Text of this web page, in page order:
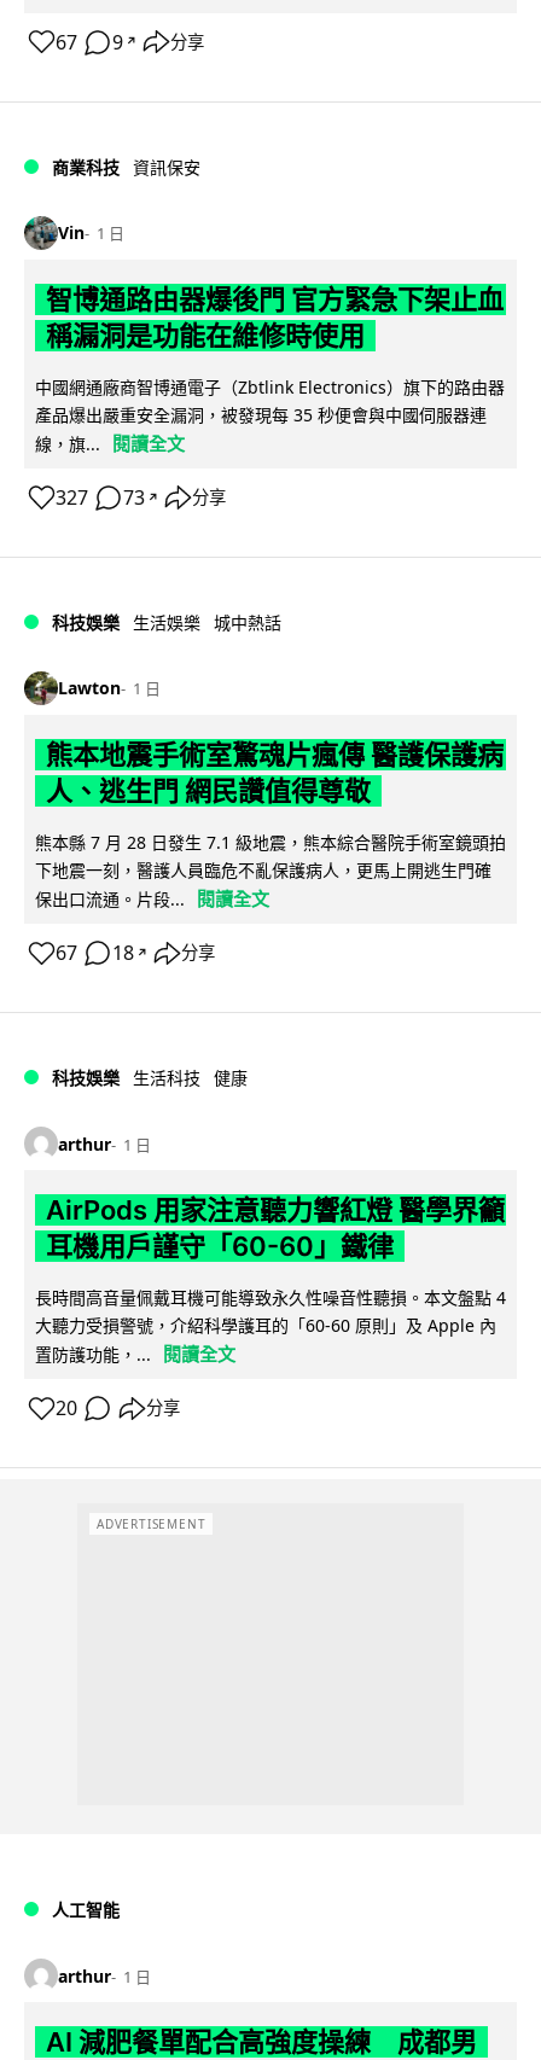
67 9 ↗ 分享
商業科技 資訊保安
Vin 1 日
智博通路由器爆後門 官方緊急下架止血
稱漏洞是功能在維修時使用
中國網通廠商智博通電子（Zbtlink Electronics）旗下的路由器
產品爆出嚴重安全漏洞，被發現每 35 秒便會與中國伺服器連
線，旗...
閱讀全文
327 73 ↗ 分享
科技娛樂 生活娛樂 城中熱話
Lawton 1 日
熊本地震手術室驚魂片瘋傳 醫護保護病
人、逃生門 網民讚值得尊敬
熊本縣 7 月 28 日發生 7.1 級地震，熊本綜合醫院手術室鏡頭拍
下地震一刻，醫護人員臨危不亂保護病人，更馬上開逃生門確
保出口流通。片段...
閱讀全文
67 18 ↗ 分享
科技娛樂 生活科技 健康
arthur 1 日
AirPods 用家注意聽力響紅燈 醫學界籲
耳機用戶謹守「60-60」鐵律
長時間高音量佩戴耳機可能導致永久性噪音性聽損。本文盤點 4
大聽力受損警號，介紹科學護耳的「60-60 原則」及 Apple 內
置防護功能，...
閱讀全文
20 分享
ADVERTISEMENT
人工智能
arthur 1 日
AI 減肥餐單配合高強度操練 成都男